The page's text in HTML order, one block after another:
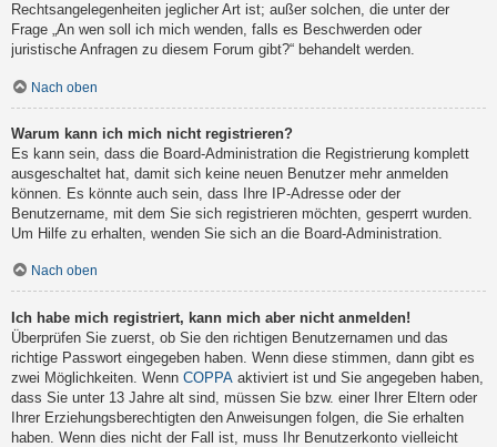
Rechtsangelegenheiten jeglicher Art ist; außer solchen, die unter der
Frage „An wen soll ich mich wenden, falls es Beschwerden oder
juristische Anfragen zu diesem Forum gibt?“ behandelt werden.
Nach oben
Warum kann ich mich nicht registrieren?
Es kann sein, dass die Board-Administration die Registrierung komplett
ausgeschaltet hat, damit sich keine neuen Benutzer mehr anmelden
können. Es könnte auch sein, dass Ihre IP-Adresse oder der
Benutzername, mit dem Sie sich registrieren möchten, gesperrt wurden.
Um Hilfe zu erhalten, wenden Sie sich an die Board-Administration.
Nach oben
Ich habe mich registriert, kann mich aber nicht anmelden!
Überprüfen Sie zuerst, ob Sie den richtigen Benutzernamen und das
richtige Passwort eingegeben haben. Wenn diese stimmen, dann gibt es
zwei Möglichkeiten. Wenn COPPA aktiviert ist und Sie angegeben haben,
dass Sie unter 13 Jahre alt sind, müssen Sie bzw. einer Ihrer Eltern oder
Ihrer Erziehungsberechtigten den Anweisungen folgen, die Sie erhalten
haben. Wenn dies nicht der Fall ist, muss Ihr Benutzerkonto vielleicht